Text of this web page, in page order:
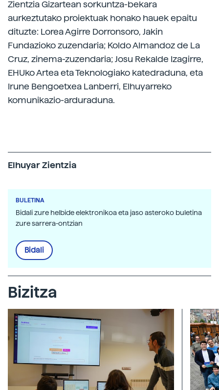
Zientzia Gizartean sorkuntza-bekara
aurkeztutako proiektuak honako hauek epaitu
dituzte: Lorea Agirre Dorronsoro, Jakin
Fundazioko zuzendaria; Koldo Almandoz de La
Cruz, zinema-zuzendaria; Josu Rekalde Izagirre,
EHUko Artea eta Teknologiako katedraduna, eta
Irune Bengoetxea Lanberri, Elhuyarreko
komunikazio-arduraduna.
Elhuyar Zientzia
BULETINA
Bidali zure helbide elektronikoa eta jaso asteroko buletina
zure sarrera-ontzian
Bidali
Bizitza